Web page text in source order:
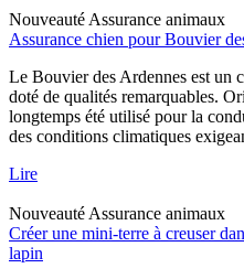
Nouveauté Assurance animaux
Assurance chien pour Bouvier
Le Bouvier des Ardennes est un
doté de qualités remarquables.
longtemps été utilisé pour la
des conditions climatiques
Lire
Nouveauté Assurance animaux
Créer une mini-terre à creuser
lapin